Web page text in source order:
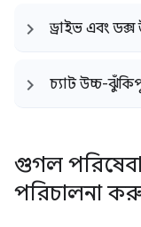
ড্রাইভ এবং
চ্যাট উচ্চ-
গুগল
পরিচালনা